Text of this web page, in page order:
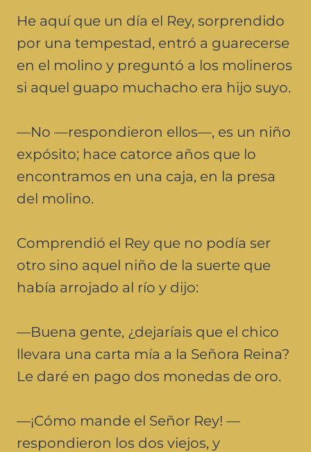
He aquí que un día el Rey, sorprendido
por una tempestad, entró a guarecerse
en el molino y preguntó a los molineros
si aquel guapo muchacho era hijo suyo.
—No —respondieron ellos—, es un niño
expósito; hace catorce años que lo
encontramos en una caja, en la presa
del molino.
Comprendió el Rey que no podía ser
otro sino aquel niño de la suerte que
había arrojado al río y dijo:
—Buena gente, ¿dejaríais que el chico
llevara una carta mía a la Señora Reina?
Le daré en pago dos monedas de oro.
—¡Cómo mande el Señor Rey! —
respondieron los dos viejos, y